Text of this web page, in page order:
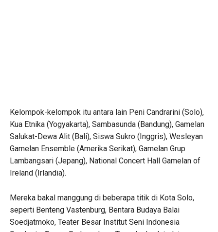
Kelompok-kelompok itu antara lain Peni Candrarini (Solo),
Kua Etnika (Yogyakarta), Sambasunda (Bandung), Gamelan
Salukat-Dewa Alit (Bali), Siswa Sukro (Inggris), Wesleyan
Gamelan Ensemble (Amerika Serikat), Gamelan Grup
Lambangsari (Jepang), National Concert Hall Gamelan of
Ireland (Irlandia).
Mereka bakal manggung di beberapa titik di Kota Solo,
seperti Benteng Vastenburg, Bentara Budaya Balai
Soedjatmoko, Teater Besar Institut Seni Indonesia